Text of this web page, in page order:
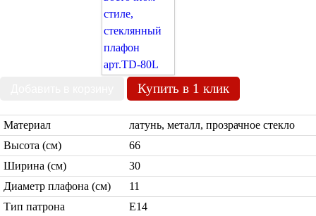
Марокканские лампы
Лампы со стеклом
Марокканские Мозаичные
Купить в 1 клик
Материал
латунь, металл, прозрачное стекло
Высота (см)
66
Ширина (см)
30
Диаметр плафона (см)
11
Тип патрона
Е14